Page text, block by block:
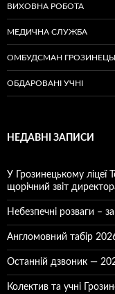
ВИХОВНА РОБОТА
МЕДИЧНА СЛУЖБА
ОМБУДСМАН
ОБДАРОВАНІ УЧНІ
НЕДАВНІ ЗАПИСИ
У Грозинецькому ліцеї
щорічний звіт
Небезпечні розваги –
Англомовний табір
Останній дзвоник —
Колектив та учні